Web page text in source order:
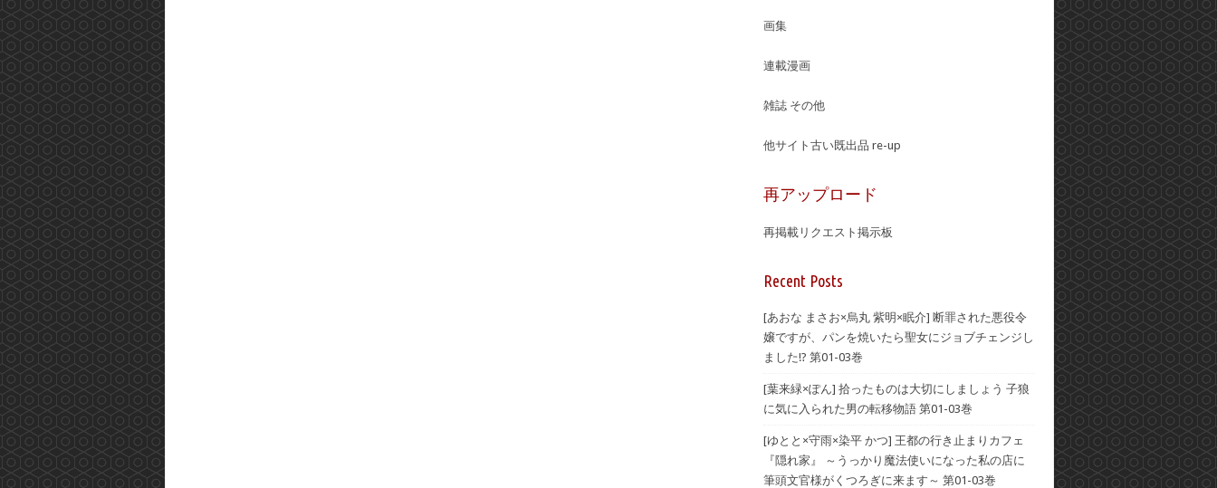
画集
連載漫画
雑誌 その他
他サイト古い既出品 re-up
再アップロード
再掲載リクエスト掲示板
Recent Posts
[あおな まさお×烏丸 紫明×眠介] 断罪された悪役令
嬢ですが、パンを焼いたら聖女にジョブチェンジし
ました!? 第01-03巻
[葉来緑×ぽん] 拾ったものは大切にしましょう 子狼
に気に入られた男の転移物語 第01-03巻
[ゆとと×守雨×染平 かつ] 王都の行き止まりカフェ
『隠れ家』 ～うっかり魔法使いになった私の店に
筆頭文官様がくつろぎに来ます～ 第01-03巻